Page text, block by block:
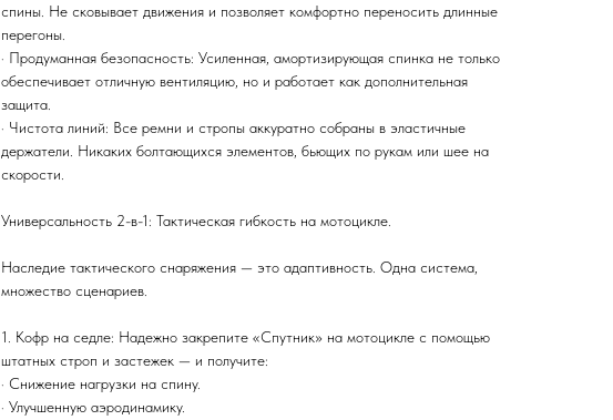
спины. Не сковывает движения и позволяет комфортно переносить длинные
перегоны.
· Продуманная безопасность: Усиленная, амортизирующая спинка не только
обеспечивает отличную вентиляцию, но и работает как дополнительная
защита.
· Чистота линий: Все ремни и стропы аккуратно собраны в эластичные
держатели. Никаких болтающихся элементов, бьющих по рукам или шее на
скорости.
Универсальность 2-в-1: Тактическая гибкость на мотоцикле.
Наследие тактического снаряжения — это адаптивность. Одна система,
множество сценариев.
1. Кофр на седле: Надежно закрепите «Спутник» на мотоцикле с помощью
штатных строп и застежек — и получите:
· Снижение нагрузки на спину.
· Улучшенную аэродинамику.